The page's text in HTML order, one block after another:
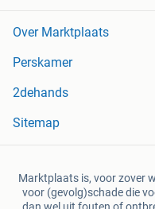
Over Marktplaats
Perskamer
2dehands
Sitemap
Marktplaats is, voor zover
voor (gevolg)schade die